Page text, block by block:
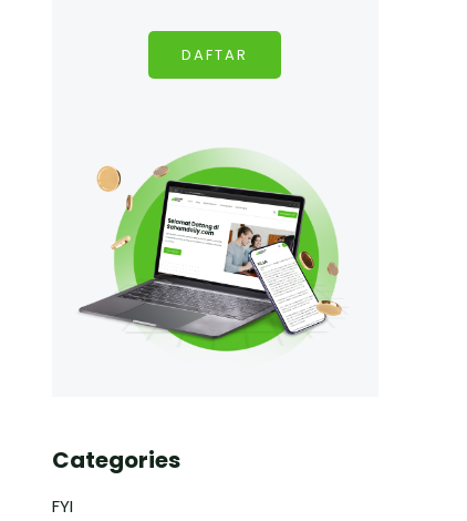
DAFTAR
Categories
FYI